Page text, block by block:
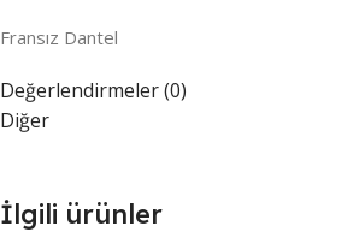
Fransız Dantel
Değerlendirmeler (0)
Diğer
İlgili ürünler